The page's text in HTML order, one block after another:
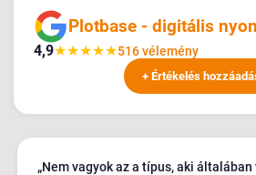
Plotbase - digitális
4,9★★★★★516 vélemény
+ Értékelés
„Nem vagyok az a típus, aki